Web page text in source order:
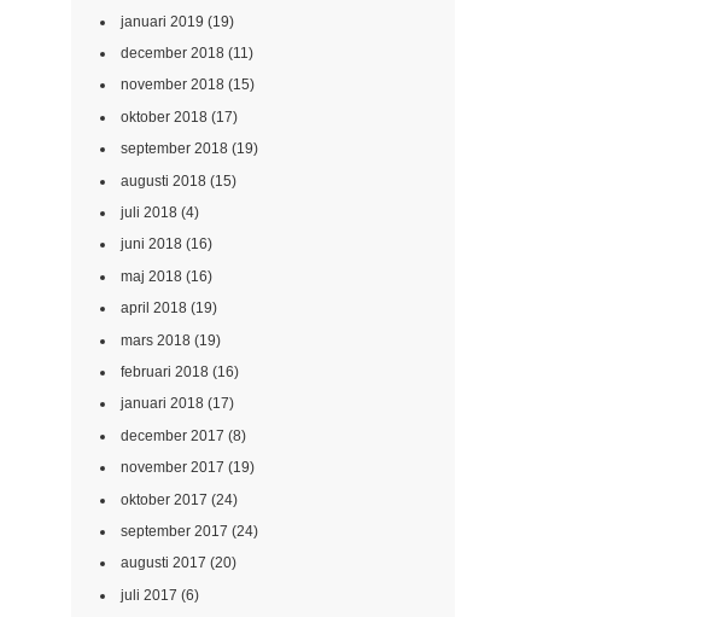
januari 2019 (19)
december 2018(11)
november 2018(15)
oktober 2018(17)
september 2018(19)
augusti 2018(15)
juli 2018(4)
juni 2018(16)
maj 2018(16)
april 2018(19)
mars 2018(19)
februari 2018(16)
januari 2018(17)
december 2017 (8)
november 2017 (19)
oktober 2017 (24)
september 2017 (24)
augusti 2017 (20)
juli 2017 (6)